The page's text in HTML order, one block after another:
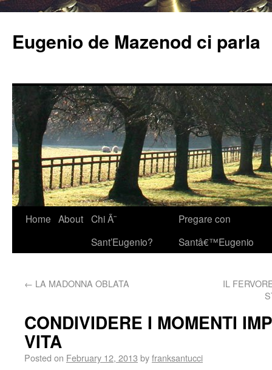
Eugenio de Mazenod ci parla
Home About Chi Ã¨
Sant’Eugenio?
Pregare con
Santâ€™Eugenio
← LA MADONNA OBLATA
IL
CONDIVIDERE I MOMENTI
VITA
Posted on February 12, 2013 byfranksantucci